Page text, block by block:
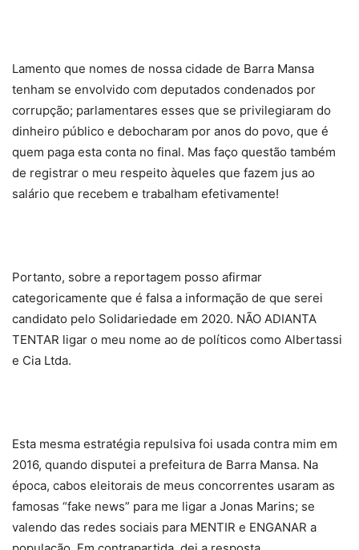
Lamento que nomes de nossa cidade de Barra Mansa
tenham se envolvido com deputados condenados por
corrupção; parlamentares esses que se privilegiaram do
dinheiro público e debocharam por anos do povo, que é
quem paga esta conta no final. Mas faço questão também
de registrar o meu respeito àqueles que fazem jus ao
salário que recebem e trabalham efetivamente!
Portanto, sobre a reportagem posso afirmar
categoricamente que é falsa a informação de que serei
candidato pelo Solidariedade em 2020. NÃO ADIANTA
TENTAR ligar o meu nome ao de políticos como Albertassi
e Cia Ltda.
Esta mesma estratégia repulsiva foi usada contra mim em
2016, quando disputei a prefeitura de Barra Mansa. Na
época, cabos eleitorais de meus concorrentes usaram as
famosas “fake news” para me ligar a Jonas Marins; se
valendo das redes sociais para MENTIR e ENGANAR a